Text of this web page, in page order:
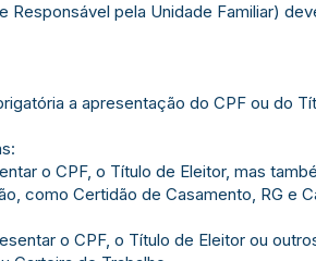
pela Unidade Familiar)
a apresentação do CPF ou do
o CPF, o Título de Eleitor, mas
como Certidão de Casamento, RG e
o CPF, o Título de Eleitor ou